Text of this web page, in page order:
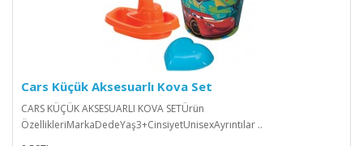
Cars Küçük Aksesuarlı Kova Set
CARS KÜÇÜK AKSESUARLI KOVA SETÜrün
ÖzellikleriMarkaDedeYaş3+CinsiyetUnisexAyrıntılar ..